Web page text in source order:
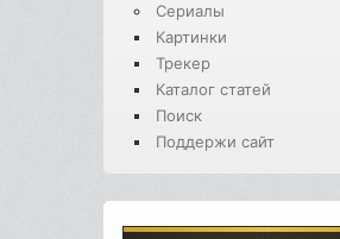
Сериалы
Картинки
Трекер
Каталог статей
Поиск
Поддержи сайт